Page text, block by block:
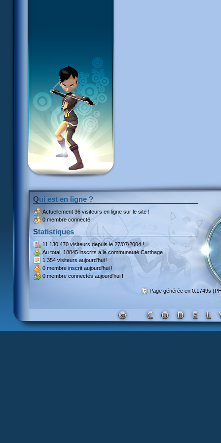
Qui est en ligne ?
Actuellement 36 visiteurs en ligne sur le site !
0 membre connecté.
Statistiques
11 130 470 visiteursdepuis le 27/07/2004 !
Au total, 18845 inscritsà la communauté Carthage !
1 354 visiteurs aujourd'hui !
0 membre inscrit aujourd'hui !
0 membre connectés aujourd'hui !
Page générée en 0.1749s